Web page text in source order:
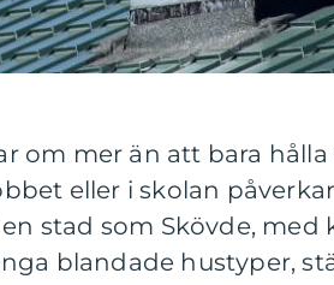
om mer än att bara hålla
eller i skolan
stad som Skövde, med
blandade hustyper,